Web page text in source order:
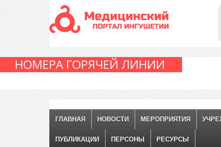
НОМЕРА ГОРЯЧЕЙ ЛИНИИ
ГЛАВНАЯ НОВОСТИ МЕРОПРИЯТИЯ
ПУБЛИКАЦИИ ПЕРСОНЫ РЕСУРСЫ